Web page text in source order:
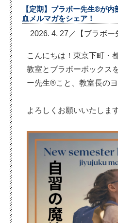
【定期】ブラボー先生®が
血メルマガをシェア！
2026. 4. 27／【ブラボー
こんにちは！東京下町・
教室とブラボーボックス
ー先生®こと、教室長のヨ
よろしくお願いいたしま